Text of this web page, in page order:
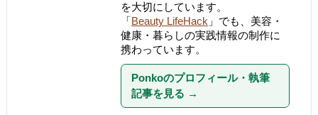
を大切にしています。
「Beauty LifeHack 」でも、美容・
健康・暮らしの実践情報の制作に
携わっています。
Ponkoのプロフィール・執筆
記事を見る →